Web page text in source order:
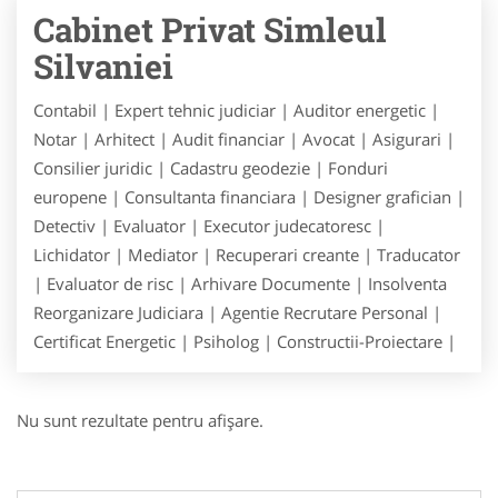
Cabinet Privat Simleul
Silvaniei
Contabil | Expert tehnic judiciar | Auditor energetic |
Notar | Arhitect | Audit financiar | Avocat | Asigurari |
Consilier juridic | Cadastru geodezie | Fonduri
europene | Consultanta financiara | Designer grafician |
Detectiv | Evaluator | Executor judecatoresc |
Lichidator | Mediator | Recuperari creante | Traducator
| Evaluator de risc | Arhivare Documente | Insolventa
Reorganizare Judiciara | Agentie Recrutare Personal |
Certificat Energetic | Psiholog | Constructii-Proiectare |
Nu sunt rezultate pentru afişare.